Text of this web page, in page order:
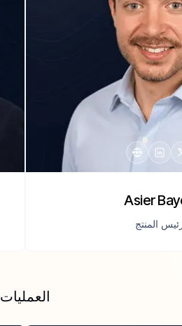
Asier
المنتج
العمليات